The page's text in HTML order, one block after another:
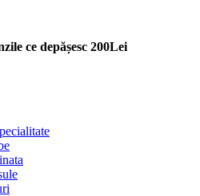
ce depășesc 200Lei